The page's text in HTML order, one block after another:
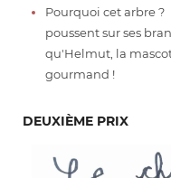
Pourquoi cet arbre
poussent sur ses
qu'Helmut, la
gourmand !
DEUXIÈME PRIX